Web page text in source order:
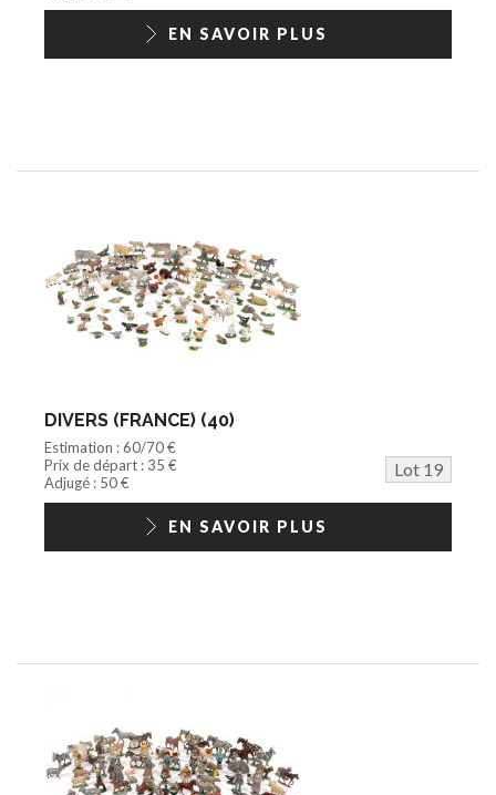
EN SAVOIR PLUS
DIVERS (FRANCE) (40)
Estimation : 60/70 €
Prix de départ : 35 €
Lot 19
Adjugé : 50 €
EN SAVOIR PLUS